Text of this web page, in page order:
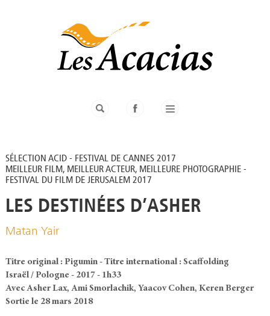
SÉLECTION ACID - FESTIVAL DE CANNES 2017
MEILLEUR FILM, MEILLEUR ACTEUR, MEILLEURE PHOTOGRAPHIE -
FESTIVAL DU FILM DE JERUSALEM 2017
LES DESTINÉES D’ASHER
Matan Yair
Titre original : Pigumin - Titre international : Scaffolding
Israël / Pologne - 2017 - 1h33
Avec Asher Lax, Ami Smorlachik, Yaacov Cohen, Keren Berger
Sortie le 28 mars 2018